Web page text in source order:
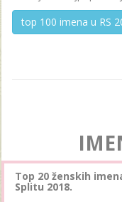
top 100 imena u RS
Top 20 ženskih
Splitu 2018.